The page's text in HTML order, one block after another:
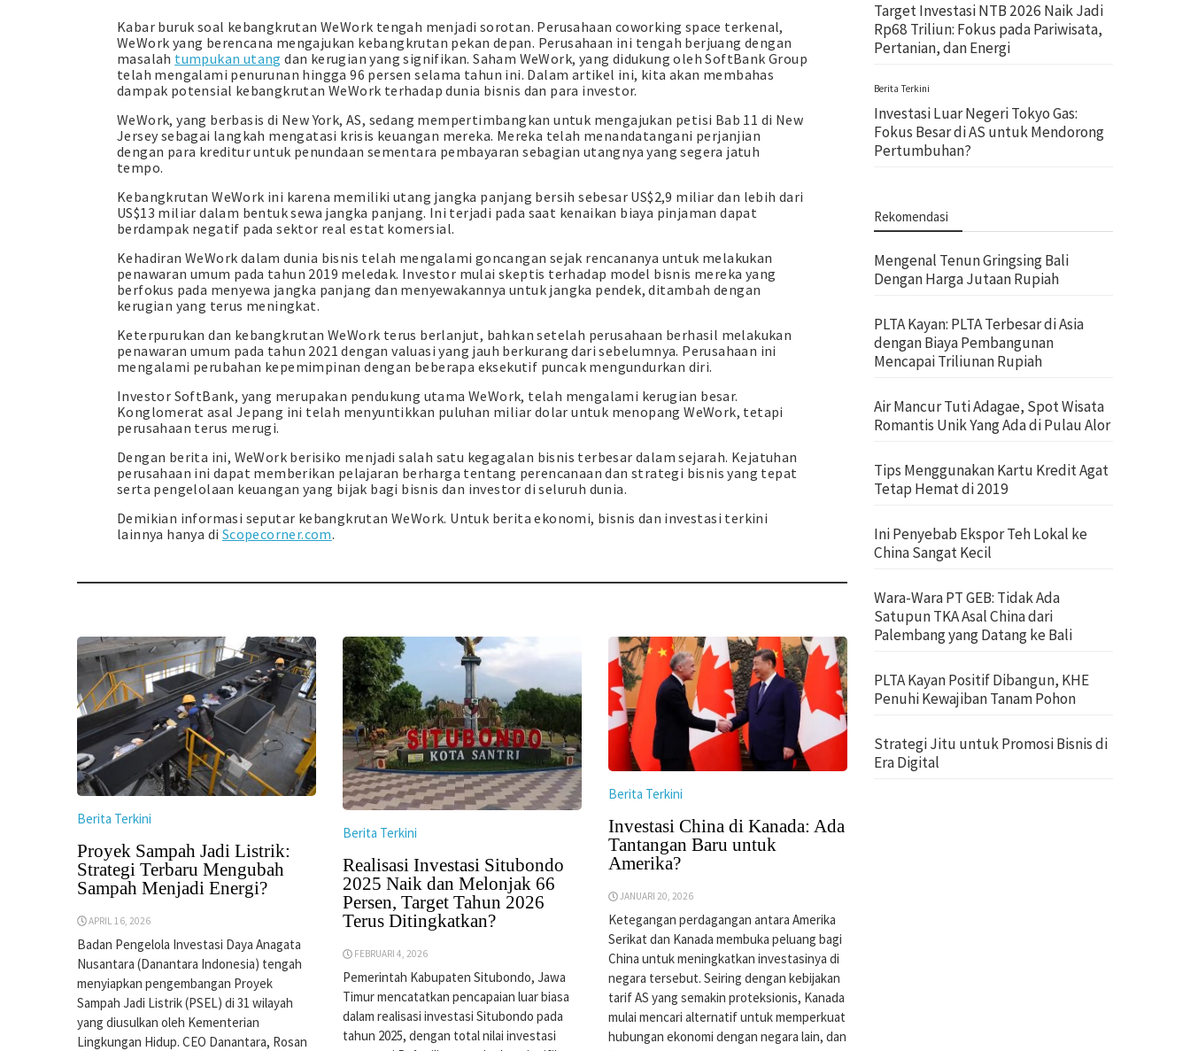
Kabar buruk soal kebangkrutan WeWork tengah menjadi sorotan. Perusahaan coworking space terkenal,
WeWork yang berencana mengajukan kebangkrutan pekan depan. Perusahaan ini tengah berjuang dengan
masalah tumpukan utang dan kerugian yang signifikan. Saham WeWork, yang didukung oleh SoftBank Group
telah mengalami penurunan hingga 96 persen selama tahun ini. Dalam artikel ini, kita akan membahas
dampak potensial kebangkrutan WeWork terhadap dunia bisnis dan para investor.
WeWork, yang berbasis di New York, AS, sedang mempertimbangkan untuk mengajukan petisi Bab 11 di New
Jersey sebagai langkah mengatasi krisis keuangan mereka. Mereka telah menandatangani perjanjian
dengan para kreditur untuk penundaan sementara pembayaran sebagian utangnya yang segera jatuh
tempo.
Kebangkrutan WeWork ini karena memiliki utang jangka panjang bersih sebesar US$2,9 miliar dan lebih dari
US$13 miliar dalam bentuk sewa jangka panjang. Ini terjadi pada saat kenaikan biaya pinjaman dapat
berdampak negatif pada sektor real estat komersial.
Kehadiran WeWork dalam dunia bisnis telah mengalami goncangan sejak rencananya untuk melakukan
penawaran umum pada tahun 2019 meledak. Investor mulai skeptis terhadap model bisnis mereka yang
berfokus pada menyewa jangka panjang dan menyewakannya untuk jangka pendek, ditambah dengan
kerugian yang terus meningkat.
Keterpurukan dan kebangkrutan WeWork terus berlanjut, bahkan setelah perusahaan berhasil melakukan
penawaran umum pada tahun 2021 dengan valuasi yang jauh berkurang dari sebelumnya. Perusahaan ini
mengalami perubahan kepemimpinan dengan beberapa eksekutif puncak mengundurkan diri.
Investor SoftBank, yang merupakan pendukung utama WeWork, telah mengalami kerugian besar.
Konglomerat asal Jepang ini telah menyuntikkan puluhan miliar dolar untuk menopang WeWork, tetapi
perusahaan terus merugi.
Dengan berita ini, WeWork berisiko menjadi salah satu kegagalan bisnis terbesar dalam sejarah. Kejatuhan
perusahaan ini dapat memberikan pelajaran berharga tentang perencanaan dan strategi bisnis yang tepat
serta pengelolaan keuangan yang bijak bagi bisnis dan investor di seluruh dunia.
Demikian informasi seputar kebangkrutan WeWork. Untuk berita ekonomi, bisnis dan investasi terkini
lainnya hanya di Scopecorner.com.
Berita Terkini
Proyek Sampah Jadi Listrik:
Strategi Terbaru Mengubah
Sampah Menjadi Energi?
APRIL 16, 2026
Badan Pengelola Investasi Daya Anagata
Nusantara (Danantara Indonesia) tengah
menyiapkan pengembangan Proyek
Sampah Jadi Listrik (PSEL) di 31 wilayah
yang diusulkan oleh Kementerian
Lingkungan Hidup. CEO Danantara, Rosan
Berita Terkini
Realisasi Investasi Situbondo
2025 Naik dan Melonjak 66
Persen, Target Tahun 2026
Terus Ditingkatkan?
FEBRUARI 4, 2026
Pemerintah Kabupaten Situbondo, Jawa
Timur mencatatkan pencapaian luar biasa
dalam realisasi investasi Situbondo pada
tahun 2025, dengan total nilai investasi
Berita Terkini
Investasi China di Kanada: Ada
Tantangan Baru untuk
Amerika?
JANUARI 20, 2026
Ketegangan perdagangan antara Amerika
Serikat dan Kanada membuka peluang bagi
China untuk meningkatkan investasinya di
negara tersebut. Seiring dengan kebijakan
tarif AS yang semakin proteksionis, Kanada
mulai mencari alternatif untuk memperkuat
hubungan ekonomi dengan negara lain, dan
Target Investasi NTB 2026 Naik Jadi
Rp68 Triliun: Fokus pada Pariwisata,
Pertanian, dan Energi
Berita Terkini
Investasi Luar Negeri Tokyo Gas:
Fokus Besar di AS untuk Mendorong
Pertumbuhan?
Rekomendasi
Mengenal Tenun Gringsing Bali
Dengan Harga Jutaan Rupiah
PLTA Kayan: PLTA Terbesar di Asia
dengan Biaya Pembangunan
Mencapai Triliunan Rupiah
Air Mancur Tuti Adagae, Spot Wisata
Romantis Unik Yang Ada di Pulau Alor
Tips Menggunakan Kartu Kredit Agat
Tetap Hemat di 2019
Ini Penyebab Ekspor Teh Lokal ke
China Sangat Kecil
Wara-Wara PT GEB: Tidak Ada
Satupun TKA Asal China dari
Palembang yang Datang ke Bali
PLTA Kayan Positif Dibangun, KHE
Penuhi Kewajiban Tanam Pohon
Strategi Jitu untuk Promosi Bisnis di
Era Digital